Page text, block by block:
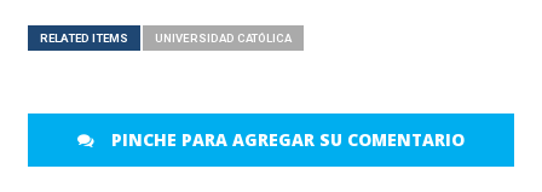
RELATED ITEMS UNIVERSIDAD CATÓLICA
PINCHE PARA AGREGAR SU COMENTARIO